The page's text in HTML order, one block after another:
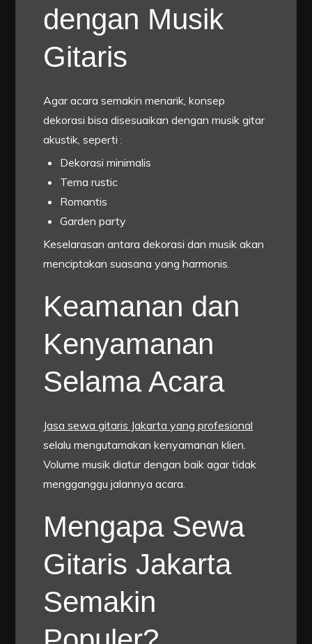
dengan Musik
Gitaris
Agar acara semakin menarik, konsep
dekorasi bisa disesuaikan dengan musik gitar
akustik, seperti :
Dekorasi minimalis
Tema rustic
Romantis
Garden party
Keselarasan antara dekorasi dan musik akan
menciptakan suasana yang harmonis.
Keamanan dan
Kenyamanan
Selama Acara
Jasa sewa gitaris Jakarta yang profesional
selalu mengutamakan kenyamanan klien.
Volume musik diatur dengan baik agar tidak
mengganggu jalannya acara.
Mengapa Sewa
Gitaris Jakarta
Semakin